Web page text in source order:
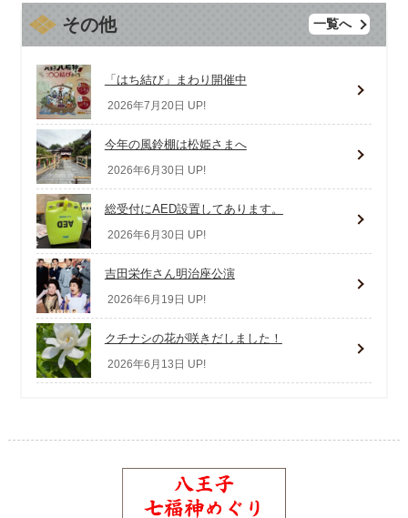
その他 一覧へ
「はち結び」まわり開催中
2026年7月20日 UP!
今年の風鈴棚は松姫さまへ
2026年6月30日 UP!
総受付にAED設置してあります。
2026年6月30日 UP!
吉田栄作さん明治座公演
2026年6月19日 UP!
クチナシの花が咲きだしました！
2026年6月13日 UP!